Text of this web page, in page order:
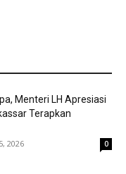
Menteri LH Apresiasi
Terapkan
2026 0